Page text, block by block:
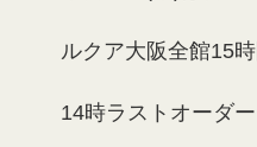
ルクア大阪全館15
14時ラストオーダー